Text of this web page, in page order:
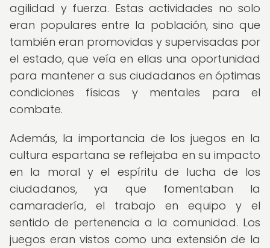
agilidad y fuerza. Estas actividades no solo
eran populares entre la población, sino que
también eran promovidas y supervisadas por
el estado, que veía en ellas una oportunidad
para mantener a sus ciudadanos en óptimas
condiciones físicas y mentales para el
combate.
Además, la importancia de los juegos en la
cultura espartana se reflejaba en su impacto
en la moral y el espíritu de lucha de los
ciudadanos, ya que fomentaban la
camaradería, el trabajo en equipo y el
sentido de pertenencia a la comunidad. Los
juegos eran vistos como una extensión de la